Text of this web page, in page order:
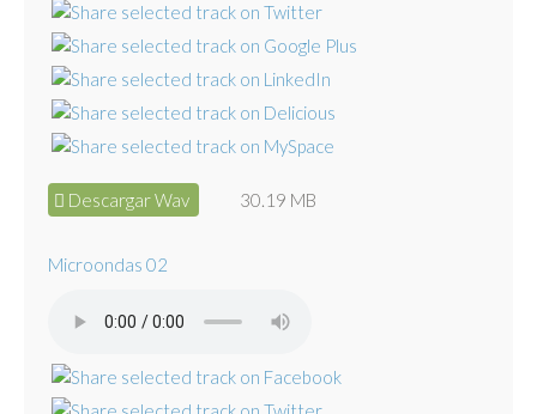
Descargar Wav 30.19 MB
Microondas 02